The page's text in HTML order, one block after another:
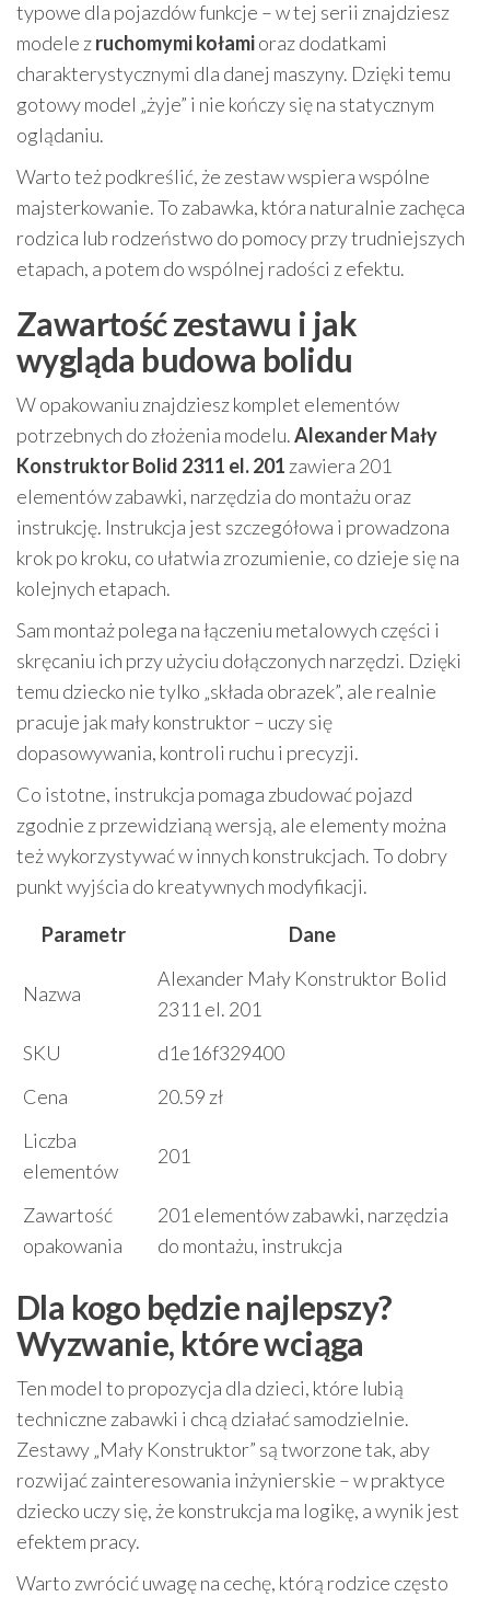
typowe dla pojazdów funkcje – w tej serii znajdziesz
modele zruchomymi kołamioraz dodatkami
charakterystycznymi dla danej maszyny. Dzięki temu
gotowy model „żyje” i nie kończy się na statycznym
oglądaniu.
Warto też podkreślić, że zestaw wspiera wspólne
majsterkowanie. To zabawka, która naturalnie zachęca
rodzica lub rodzeństwo do pomocy przy trudniejszych
etapach, a potem do wspólnej radości z efektu.
Zawartość zestawu i jak
wygląda budowa bolidu
W opakowaniu znajdziesz komplet elementów
potrzebnych do złożenia modelu.Alexander Mały
Konstruktor Bolid 2311 el. 201 zawiera 201
elementów zabawki, narzędzia do montażu oraz
instrukcję. Instrukcja jest szczegółowa i prowadzona
krok po kroku, co ułatwia zrozumienie, co dzieje się na
kolejnych etapach.
Sam montaż polega na łączeniu metalowych części i
skręcaniu ich przy użyciu dołączonych narzędzi. Dzięki
temu dziecko nie tylko „składa obrazek”, ale realnie
pracuje jak mały konstruktor – uczy się
dopasowywania, kontroli ruchu i precyzji.
Co istotne, instrukcja pomaga zbudować pojazd
zgodnie z przewidzianą wersją, ale elementy można
też wykorzystywać w innych konstrukcjach. To dobry
punkt wyjścia do kreatywnych modyfikacji.
Parametr
Dane
Nazwa
Alexander Mały Konstruktor Bolid
2311 el. 201
SKU
d1e16f329400
Cena
20.59 zł
Liczba
elementów
201
Zawartość
opakowania
201 elementów zabawki, narzędzia
do montażu, instrukcja
Dla kogo będzie najlepszy?
Wyzwanie, które wciąga
Ten model to propozycja dla dzieci, które lubią
techniczne zabawki i chcą działać samodzielnie.
Zestawy „Mały Konstruktor” są tworzone tak, aby
rozwijać zainteresowania inżynierskie – w praktyce
dziecko uczy się, że konstrukcja ma logikę, a wynik jest
efektem pracy.
Warto zwrócić uwagę na cechę, którą rodzice często